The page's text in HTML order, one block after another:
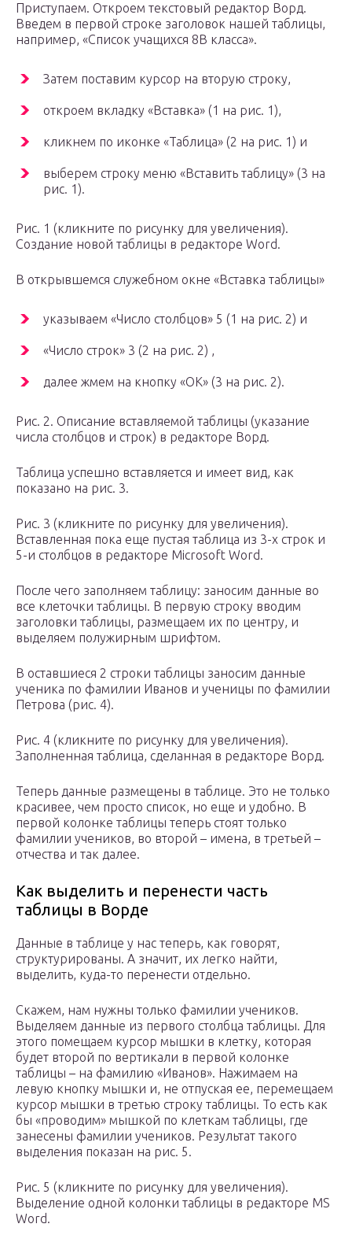
Приступаем. Откроем текстовый редактор Ворд.
Введем в первой строке заголовок нашей таблицы,
например, «Список учащихся 8В класса».
Затем поставим курсор на вторую строку,
откроем вкладку «Вставка» (1 на рис. 1),
кликнем по иконке «Таблица» (2 на рис. 1) и
выберем строку меню «Вставить таблицу» (3 на
рис. 1).
Рис. 1 (кликните по рисунку для увеличения).
Создание новой таблицы в редакторе Word.
В открывшемся служебном окне «Вставка таблицы»
указываем «Число столбцов» 5 (1 на рис. 2) и
«Число строк» 3 (2 на рис. 2) ,
далее жмем на кнопку «ОК» (3 на рис. 2).
Рис. 2. Описание вставляемой таблицы (указание
числа столбцов и строк) в редакторе Ворд.
Таблица успешно вставляется и имеет вид, как
показано на рис. 3.
Рис. 3 (кликните по рисунку для увеличения).
Вставленная пока еще пустая таблица из 3-х строк и
5-и столбцов в редакторе Microsoft Word.
После чего заполняем таблицу: заносим данные во
все клеточки таблицы. В первую строку вводим
заголовки таблицы, размещаем их по центру, и
выделяем полужирным шрифтом.
В оставшиеся 2 строки таблицы заносим данные
ученика по фамилии Иванов и ученицы по фамилии
Петрова (рис. 4).
Рис. 4 (кликните по рисунку для увеличения).
Заполненная таблица, сделанная в редакторе Ворд.
Теперь данные размещены в таблице. Это не только
красивее, чем просто список, но еще и удобно. В
первой колонке таблицы теперь стоят только
фамилии учеников, во второй – имена, в третьей –
отчества и так далее.
Как выделить и перенести часть
таблицы в Ворде
Данные в таблице у нас теперь, как говорят,
структурированы. А значит, их легко найти,
выделить, куда-то перенести отдельно.
Скажем, нам нужны только фамилии учеников.
Выделяем данные из первого столбца таблицы. Для
этого помещаем курсор мышки в клетку, которая
будет второй по вертикали в первой колонке
таблицы – на фамилию «Иванов». Нажимаем на
левую кнопку мышки и, не отпуская ее, перемещаем
курсор мышки в третью строку таблицы. То есть как
бы «проводим» мышкой по клеткам таблицы, где
занесены фамилии учеников. Результат такого
выделения показан на рис. 5.
Рис. 5 (кликните по рисунку для увеличения).
Выделение одной колонки таблицы в редакторе MS
Word.